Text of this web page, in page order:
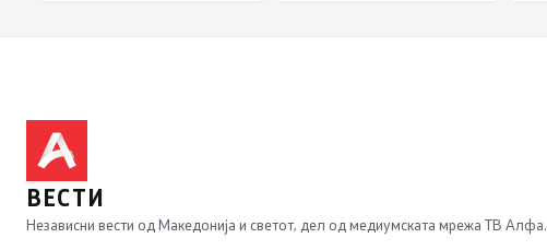
ВЕСТИ
Независни вести од Македонија и светот, дел од медиумската мрежа ТВ Алфа.